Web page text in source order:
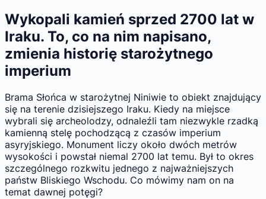
Wykopali kamień sprzed 2700 lat w
Iraku. To, co na nim napisano,
zmienia historię starożytnego
imperium
Brama Słońca w starożytnej Niniwie to obiekt znajdujący
się na terenie dzisiejszego Iraku. Kiedy na miejsce
wybrali się archeolodzy, odnaleźli tam niezwykle rzadką
kamienną stelę pochodzącą z czasów imperium
asyryjskiego. Monument liczy około dwóch metrów
wysokości i powstał niemal 2700 lat temu. Był to okres
szczególnego rozkwitu jednego z najważniejszych
państw Bliskiego Wschodu. Co mówimy nam on na
temat dawnej potęgi?